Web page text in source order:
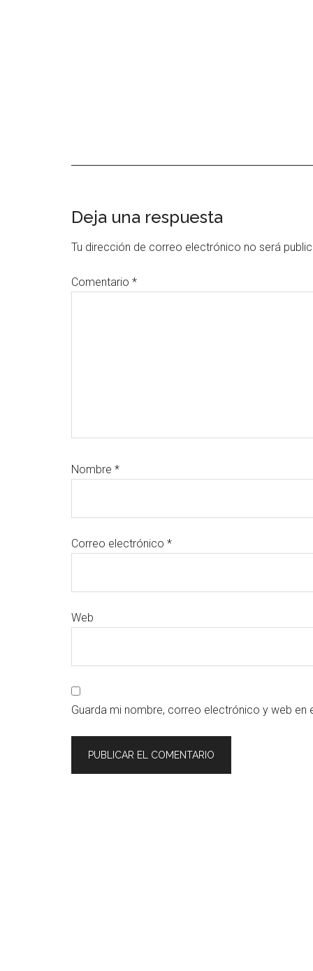
Interacciones
con
lectores
Deja una respuesta
Tu dirección de correo electrónico no será
Comentario *
Nombre *
Correo electrónico *
Web
Guarda mi nombre, correo electrónico y web